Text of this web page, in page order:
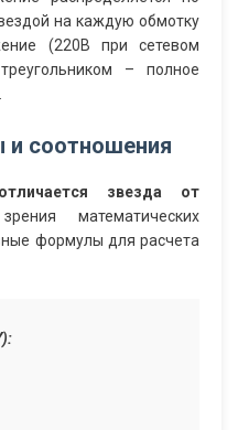
на каждую обмотку
(220В при сетевом
– полное
соотношения
звезда от
математических
формулы для расчета